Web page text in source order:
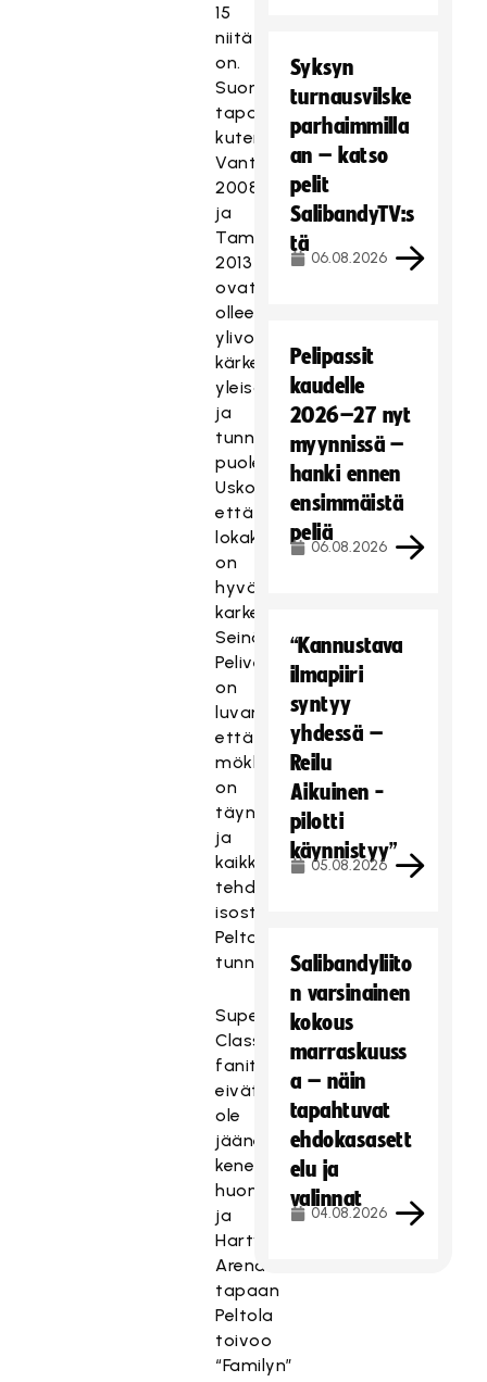
15
niitä
on.
Suomen
tapahtumat,
kuten
Vantaa
2008
ja
Tampere
2013
ovat
olleet
ylivoimaisesti
kärkeä
yleisön
ja
tunnelman
puolesta.
Uskon,
että
lokakuussa
on
hyvät
karkelot
Seinäjoella.
Peliveljet
on
luvannut,
että
mökki
on
täynnä
ja
kaikki
tehdään
isosti,
Peltola
tunnelmoi.
Superfinaaleissa
Classic-
fanit
eivät
ole
jääneet
keneltäkään
huomaamatta,
ja
Hartwall
Arenan
tapaan
Peltola
toivoo
“Familyn”
Syksyn
turnausvilske
parhaimmilla
an – katso
pelit
SalibandyTV:s
tä
06.08.2026
Pelipassit
kaudelle
2026–27 nyt
myynnissä –
hanki ennen
ensimmäistä
peliä
06.08.2026
“Kannustava
ilmapiiri
syntyy
yhdessä –
Reilu
Aikuinen -
pilotti
käynnistyy”
05.08.2026
Salibandyliito
n varsinainen
kokous
marraskuuss
a – näin
tapahtuvat
ehdokasasett
elu ja
valinnat
04.08.2026